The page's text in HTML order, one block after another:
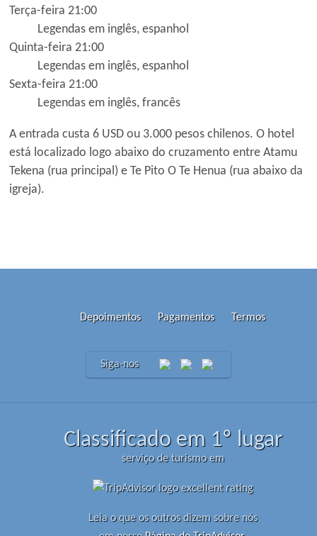
Terça-feira 21:00
Legendas em inglês, espanhol
Quinta-feira 21:00
Legendas em inglês, espanhol
Sexta-feira 21:00
Legendas em inglês, francês
A entrada custa 6 USD ou 3.000 pesos chilenos. O hotel
está localizado logo abaixo do cruzamento entre Atamu
Tekena (rua principal) e Te Pito O Te Henua (rua abaixo da
igreja).
Depoimentos Pagamentos Termos
Siga-nos
Classificado em 1º lugar
serviço de turismo em
Leia o que os outros dizem sobre nós